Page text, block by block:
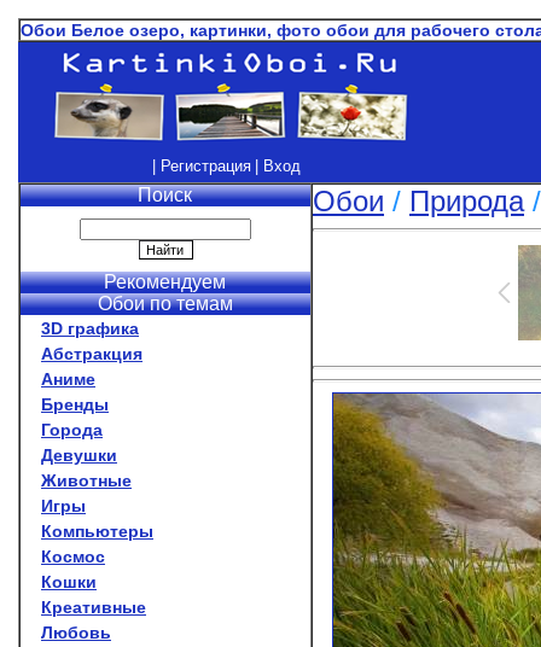
Обои Белое озеро, картинки, фото обои для рабочего
| Регистрация | Вход
Поиск
Рекомендуем
Обои по темам
3D графика
Абстракция
Аниме
Бренды
Города
Девушки
Животные
Игры
Компьютеры
Космос
Кошки
Креативные
Любовь
Обои / Природа